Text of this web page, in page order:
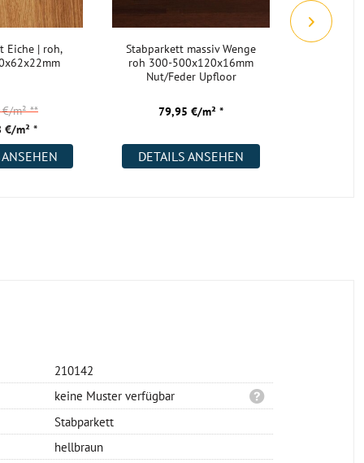
Eiche | roh,
€/m² *
€/m²**
Stabparkett massiv Wenge
roh 300-500x120x16mm
Nut/Feder Upfloor
79,95 €/m² *
DETAILS ANSEHEN
210142
keine Muster verfügbar
Stabparkett
hellbraun